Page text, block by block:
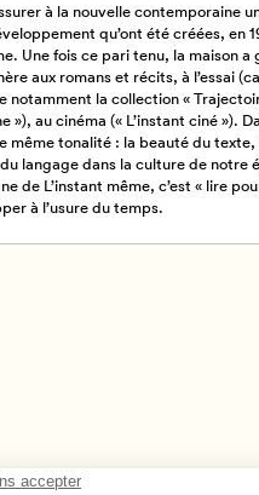
à la nouvelle contemporaine
qu’ont été créées, en
Une fois ce pari tenu, la maison
aux romans et récits, à l’essai
notamment la collection «
»), au cinéma (« L’instant ciné »).
même tonalité : la beauté du texte,
langage dans la culture de notre
de L’instant même, c’est « lire
à l’usure du temps.
Créer un profil
Annuler